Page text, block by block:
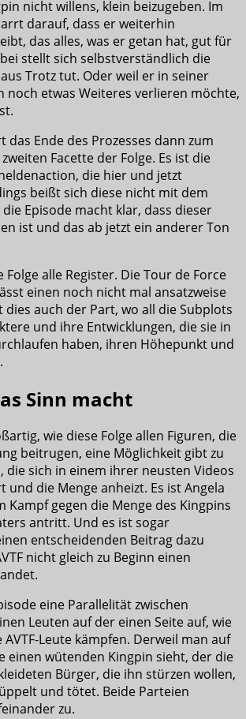
nicht willens, klein beizugeben. Im
darauf, dass er weiterhin
das alles, was er getan hat, gut für
stellt sich selbstverständlich die
Trotz tut. Oder weil er in seiner
noch etwas Weiteres verlieren möchte,
das Ende des Prozesses dann zum
Facette der Folge. Es ist die
die hier und jetzt
beißt sich diese nicht mit dem
Episode macht klar, dass dieser
ist und das ab jetzt ein anderer Ton
alle Register. Die Tour de Force
einen noch nicht mal ansatzweise
dies auch der Part, wo all die Subplots
und ihre Entwicklungen, die sie in
haben, ihren Höhepunkt und
Sinn macht
wie diese Folge allen Figuren, die
beitrugen, eine Möglichkeit gibt zu
die sich in einem ihrer neusten Videos
und die Menge anheizt. Es ist Angela
Kampf gegen die Menge des Kingpins
antritt. Und es ist sogar
entscheidenden Beitrag dazu
nicht gleich zu Beginn einen
eine Parallelität zwischen
Leuten auf der einen Seite auf, wie
Leute kämpfen. Derweil man auf
einen wütenden Kingpin sieht, der die
Bürger, die ihn stürzen wollen,
und tötet. Beide Parteien
zu.